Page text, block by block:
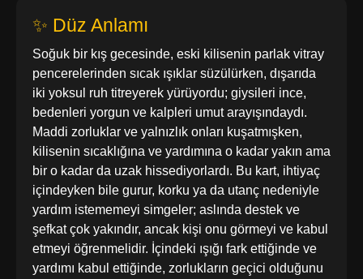
✨ Düz Anlamı
Soğuk bir kış gecesinde, eski kilisenin parlak vitray
pencerelerinden sıcak ışıklar süzülürken, dışarıda
iki yoksul ruh titreyerek yürüyordu; giysileri ince,
bedenleri yorgun ve kalpleri umut arayışındaydı.
Maddi zorluklar ve yalnızlık onları kuşatmışken,
kilisenin sıcaklığına ve yardımına o kadar yakın ama
bir o kadar da uzak hissediyorlardı. Bu kart, ihtiyaç
içindeyken bile gurur, korku ya da utanç nedeniyle
yardım istememeyi simgeler; aslında destek ve
şefkat çok yakındır, ancak kişi onu görmeyi ve kabul
etmeyi öğrenmelidir. İçindeki ışığı fark ettiğinde ve
yardımı kabul ettiğinde, zorlukların geçici olduğunu